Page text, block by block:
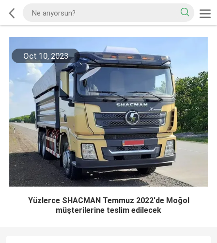
Oct 10, 2023
Yüzlerce SHACMAN Temmuz 2022'de Moğol
müşterilerine teslim edilecek